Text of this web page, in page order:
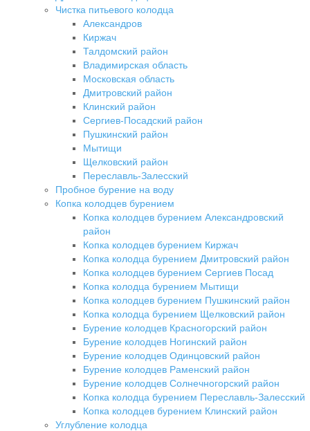
Чистка питьевого колодца
Александров
Киржач
Талдомский район
Владимирская область
Московская область
Дмитровский район
Клинский район
Сергиев-Посадский район
Пушкинский район
Мытищи
Щелковский район
Переславль-Залесский
Пробное бурение на воду
Копка колодцев бурением
Копка колодцев бурением Александровский
район
Копка колодцев бурением Киржач
Копка колодца бурением Дмитровский район
Копка колодцев бурением Сергиев Посад
Копка колодца бурением Мытищи
Копка колодцев бурением Пушкинский район
Копка колодца бурением Щелковский район
Бурение колодцев Красногорский район
Бурение колодцев Ногинский район
Бурение колодцев Одинцовский район
Бурение колодцев Раменский район
Бурение колодцев Солнечногорский район
Копка колодца бурением Переславль-Залесский
Копка колодцев бурением Клинский район
Углубление колодца